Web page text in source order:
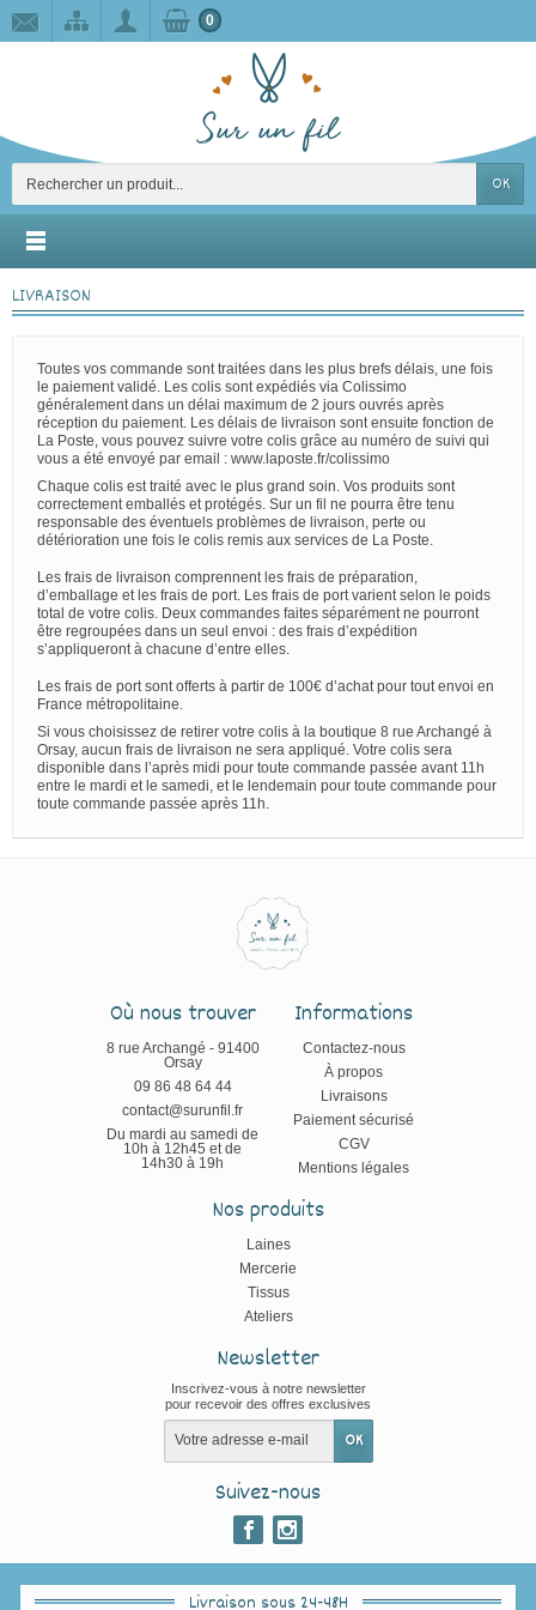
OK
0
LIVRAISON
Toutes vos commande sont traitées dans les plus brefs délais, une fois
le paiement validé. Les colis sont expédiés via Colissimo
généralement dans un délai maximum de 2 jours ouvrés après
réception du paiement. Les délais de livraison sont ensuite fonction de
La Poste, vous pouvez suivre votre colis grâce au numéro de suivi qui
vous a été envoyé par email : www.laposte.fr/colissimo
Chaque colis est traité avec le plus grand soin. Vos produits sont
correctement emballés et protégés. Sur un fil ne pourra être tenu
responsable des éventuels problèmes de livraison, perte ou
détérioration une fois le colis remis aux services de La Poste.
Les frais de livraison comprennent les frais de préparation,
d’emballage et les frais de port. Les frais de port varient selon le poids
total de votre colis. Deux commandes faites séparément ne pourront
être regroupées dans un seul envoi : des frais d’expédition
s’appliqueront à chacune d’entre elles.
Les frais de port sont offerts à partir de 100€ d’achat pour tout envoi en
France métropolitaine.
Si vous choisissez de retirer votre colis à la boutique 8 rue Archangé à
Orsay, aucun frais de livraison ne sera appliqué. Votre colis sera
disponible dans l’après midi pour toute commande passée avant 11h
entre le mardi et le samedi, et le lendemain pour toute commande pour
toute commande passée après 11h.
Où nous trouver
8 rue Archangé - 91400
Orsay
09 86 48 64 44
contact@surunfil.fr
Du mardi au samedi de
10h à 12h45 et de
14h30 à 19h
Informations
Contactez-nous
À propos
Livraisons
Paiement sécurisé
CGV
Mentions légales
Nos produits
Laines
Mercerie
Tissus
Ateliers
Newsletter
Inscrivez-vous à notre newsletter
pour recevoir des offres exclusives
Suivez-nous
Livraison sous 24-48H